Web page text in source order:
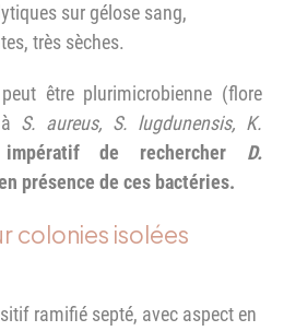
sur gélose sang,
très sèches.
être plurimicrobienne (flore
S. aureus, S. lugdunensis, K.
de rechercher D.
présence de ces bactéries.
colonies isolées
ramifié septé, avec aspect en